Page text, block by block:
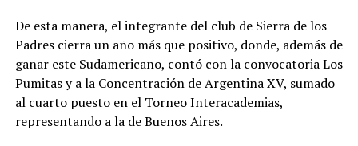
De esta manera, el integrante del club de Sierra de los
Padres cierra un año más que positivo, donde, además de
ganar este Sudamericano, contó con la convocatoria Los
Pumitas y a la Concentración de Argentina XV, sumado
al cuarto puesto en el Torneo Interacademias,
representando a la de Buenos Aires.